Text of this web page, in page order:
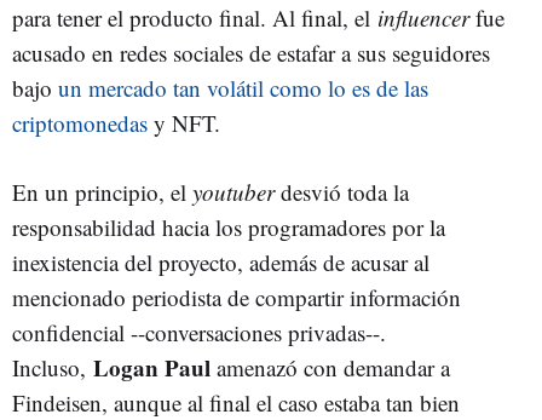
para tener el producto final. Al final, el influencerfue
acusado en redes sociales de estafar a sus seguidores
bajo un mercado tan volátil como lo es de las
criptomonedas y NFT.
En un principio, el youtuberdesvió toda la
responsabilidad hacia los programadores por la
inexistencia del proyecto, además de acusar al
mencionado periodista de compartir información
confidencial --conversaciones privadas--.
Incluso, Logan Paul amenazó con demandar a
Findeisen, aunque al final el caso estaba tan bien